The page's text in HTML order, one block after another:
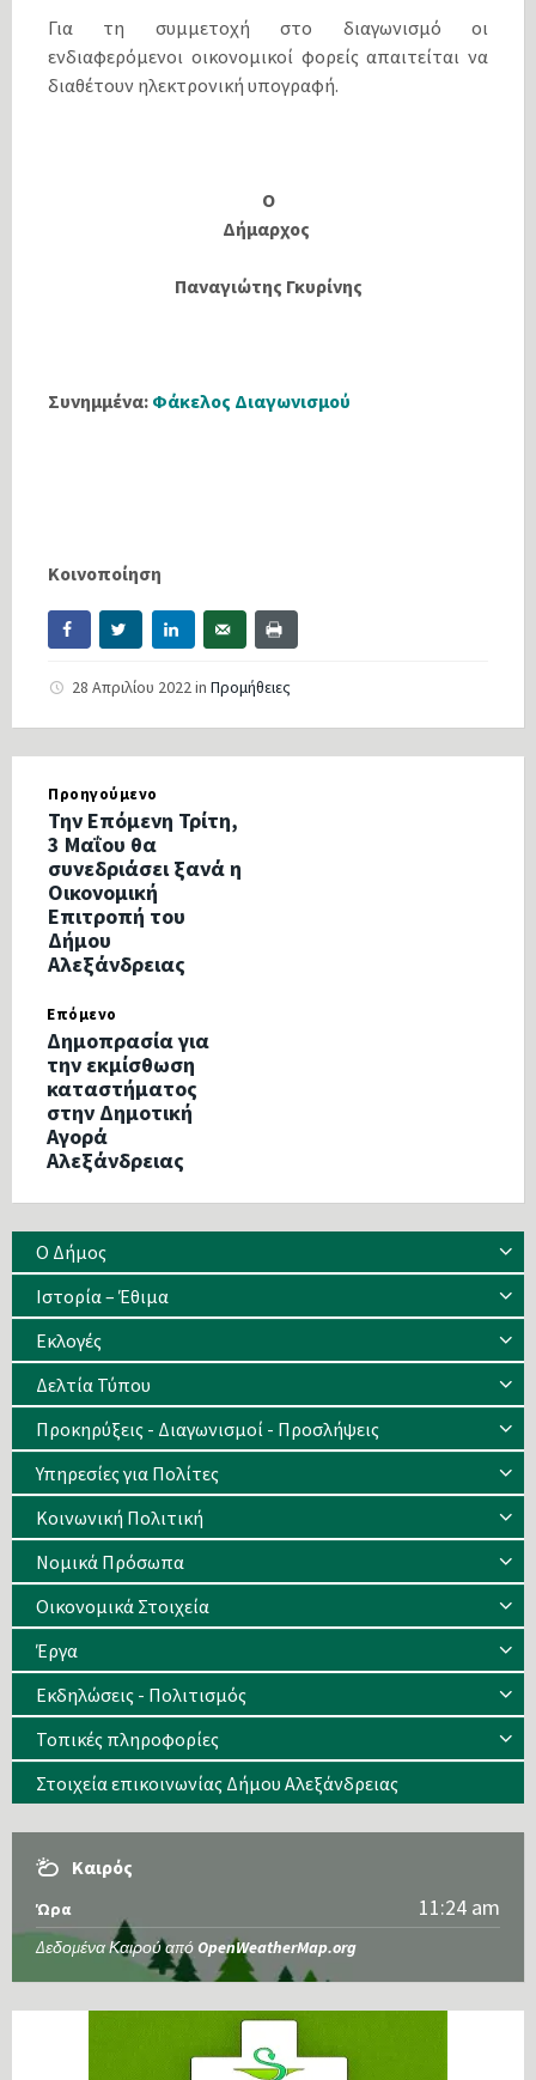
Για τη συμμετοχή στο διαγωνισμό οι
ενδιαφερόμενοι οικονομικοί φορείς απαιτείται να
διαθέτουν ηλεκτρονική υπογραφή.
Ο
Δήμαρχος
Παναγιώτης Γκυρίνης
Συνημμένα: Φάκελος Διαγωνισμού
Κοινοποίηση
28 Απριλίου 2022in Προμήθειες
Προηγούμενο
Την Επόμενη Τρίτη,
3 Μαΐου θα
συνεδριάσει ξανά η
Οικονομική
Επιτροπή του
Δήμου
Αλεξάνδρειας
Επόμενο
Δημοπρασία για
την εκμίσθωση
καταστήματος
στην Δημοτική
Αγορά
Αλεξάνδρειας
Ο Δήμος
Ιστορία – Έθιμα
Eκλογές
Δελτία Τύπου
Προκηρύξεις - Διαγωνισμοί - Προσλήψεις
Υπηρεσίες για Πολίτες
Κοινωνική Πολιτική
Νομικά Πρόσωπα
Οικονομικά Στοιχεία
Έργα
Εκδηλώσεις - Πολιτισμός
Τοπικές πληροφορίες
Στοιχεία επικοινωνίας Δήμου Αλεξάνδρειας
Καιρός
Ώρα 11:24 am
Δεδομένα Καιρού από OpenWeatherMap.org